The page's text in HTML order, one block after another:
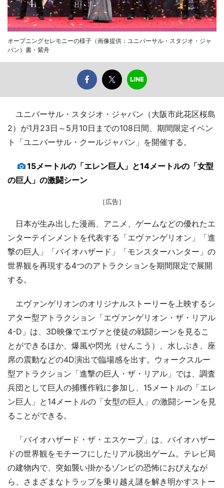
オープニングセレモニーの様子（画像提供：ユニバーサル・スタジオ・ジャ
パン）書・紫舟
ユニバーサル・スタジオ・ジャパン（大阪市此花区桜島
2）が1月23日～5月10日までの108日間、期間限定イベン
ト「ユニバーサル・クールジャパン」を開催する。
15メートルの「エレン巨人」と14メートルの「女型
の巨人」の激闘シーン
［広告］
日本が生み出した漫画、アニメ、ゲームなどの優れたエ
ンターテインメントを代表する「エヴァンゲリオン」「進
撃の巨人」「バイオハザード」「モンスターハンター」の
世界観を再現する4つのアトラクションを期間限定で展開
する。
エヴァンゲリオンのオリジナルストーリーを上映するシ
アター型アトラクション「エヴァンゲリオン・ザ・リアル
4-D」は、3D映像でエヴァと使徒の戦闘シーンを見るこ
とができるほか、爆風や閃光（せんこう）、水しぶき、座
席の震動などの4D演出で臨場感を出す。ウォークスルー
型アトラクション「進撃の巨人・ザ・リアル」では、調査
兵団として巨人の捕獲作戦に参加し、15メートルの「エレ
ン巨人」と14メートルの「女型の巨人」の激闘シーンを見
ることができる。
「バイオハザード・ザ・エスケープ」は、バイオハザー
ドの世界観をモチーフにしたリアル脱出ゲーム。テレビ局
の建物内で、突如襲い掛かるゾンビの恐怖におびえなが
ら、さまざまなトラップを乗り越え謎を解き明かすストー